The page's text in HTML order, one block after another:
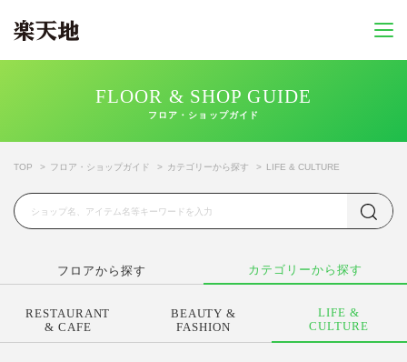
FLOOR & SHOP GUIDE
フロア・ショップガイド
TOP フロア・ショップガイド カテゴリーから探す LIFE & CULTURE
フロアから探す カテゴリーから探す
RESTAURANT
& CAFE
BEAUTY &
FASHION
LIFE &
CULTURE